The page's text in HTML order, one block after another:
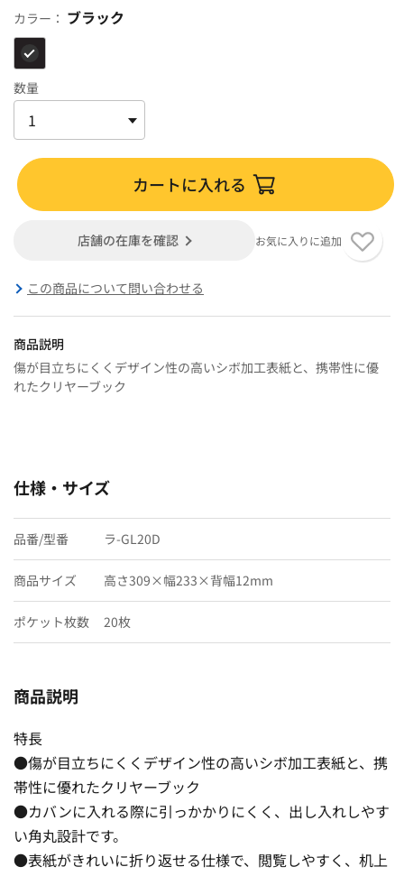
カラー： ブラック
数量
カートに入れる
店舗の在庫を確認 お気に入りに追加
この商品について問い合わせる
商品説明
傷が目立ちにくくデザイン性の高いシボ加工表紙と、携帯性に優
れたクリヤーブック
仕様・サイズ
品番/型番 ラ-GL20D
商品サイズ 高さ309×幅233×背幅12mm
ポケット枚数 20枚
商品説明
特長
●傷が目立ちにくくデザイン性の高いシボ加工表紙と、携
帯性に優れたクリヤーブック
●カバンに入れる際に引っかかりにくく、出し入れしやす
い角丸設計です。
●表紙がきれいに折り返せる仕様で、閲覧しやすく、机上